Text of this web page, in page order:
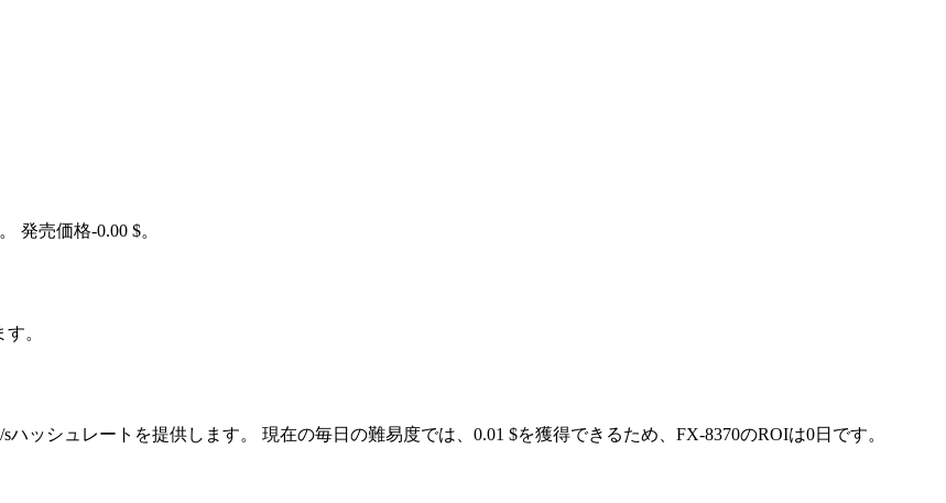
発売価格-0.00 $。
。
ハッシュレートを提供します。 現在の毎日の難易度では、0.01 $を獲得できるため、FX-8370のROIは0日です。